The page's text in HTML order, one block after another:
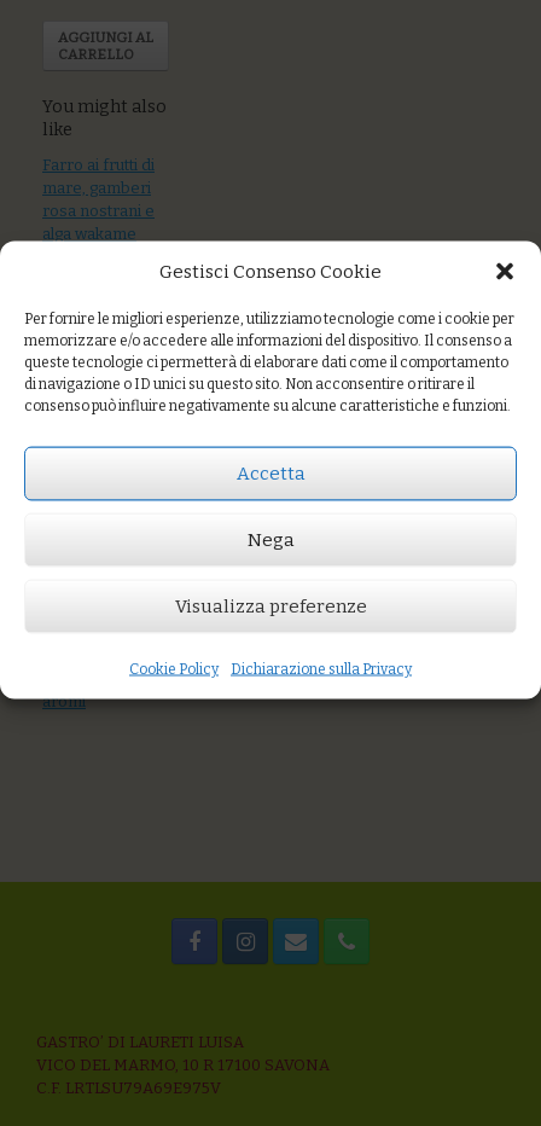
Gestisci Consenso Cookie
Per fornire le migliori esperienze, utilizziamo tecnologie come i cookie per
memorizzare e/o accedere alle informazioni del dispositivo. Il consenso a
queste tecnologie ci permetterà di elaborare dati come il comportamento
di navigazione o ID unici su questo sito. Non acconsentire o ritirare il
consenso può influire negativamente su alcune caratteristiche e funzioni.
Accetta
Nega
Visualizza preferenze
Cookie Policy Dichiarazione sulla Privacy
Prezzo:€8,00
Bulgur con batata rossa e piselli
Tagliolini alle ortiche con tonno marinato e zucchine alla
Spaghetti di grani antichi al sugo di mare e polvere di pane agli
aromi
AGGIUNGI AL
CARRELLO
You might also
like
Farro ai frutti di
mare, gamberi
rosa nostrani e
alga wakame
Spaghetti di grani
antichi, arselle,
bottarga e limone
GASTRO’ DI LAURETI LUISA
VICO DEL MARMO, 10 R 17100 SAVONA
C.F. LRTLSU79A69E975V